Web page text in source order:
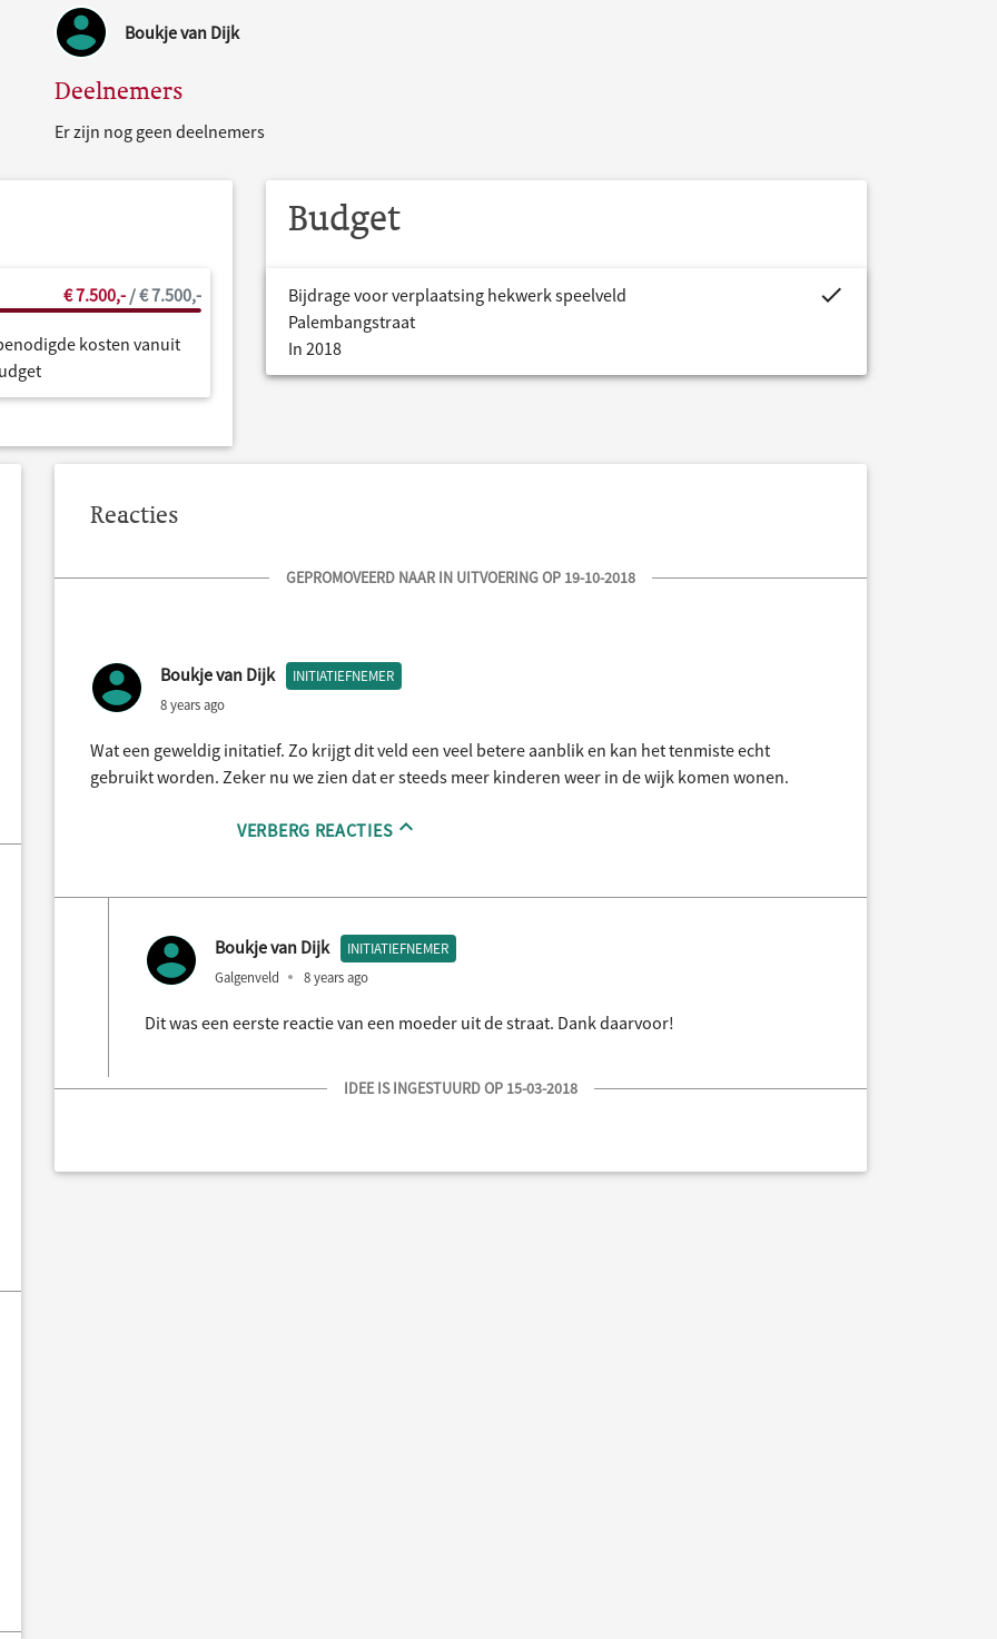
Boukje van Dijk
Deelnemers
Er zijn nog geen deelnemers
€ 7.500,- / € 7.500,-
kosten vanuit
Budget
Bijdrage voor verplaatsing hekwerk speelveld
Palembangstraat
In 2018
Reacties
GEPROMOVEERD NAAR IN UITVOERING OP 19-10-2018
Boukje van Dijk INITIATIEFNEMER
8 years ago
Wat een geweldig initatief. Zo krijgt dit veld een veel betere aanblik en kan het tenmiste echt
gebruikt worden. Zeker nu we zien dat er steeds meer kinderen weer in de wijk komen wonen.
VERBERG REACTIES
Boukje van Dijk INITIATIEFNEMER
Galgenveld 8 years ago
Dit was een eerste reactie van een moeder uit de straat. Dank daarvoor!
IDEE IS INGESTUURD OP 15-03-2018